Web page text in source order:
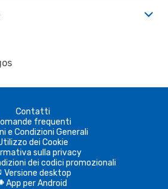
Contatti
frequenti
e Condizioni Generali
dei Cookie
sulla privacy
dei codici promozionali
Versione desktop
App per Android